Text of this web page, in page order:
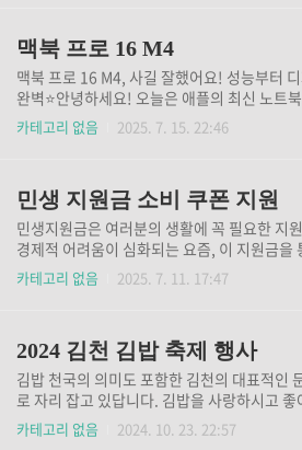
들어졌죠. 하지만 시간이..
는데 로봇청소기라고 다 같은 게 아니더라고요
은 흡입력부터 물걸레 청소, 자동 세척까지 다
해주는 똑똑한 모델이라서 진짜 추천드리고
로보락 S9 MaxV Ultra, 뭐가 다를까?✅ 초강
0Pa 흡입력 – 카펫, 바닥 먼지 싹-쓸이!✅ 듀얼
맥북 프로 16 M4
맥북 프로 16 M4, 사길 잘했어요! 성능부터
완벽⭐안녕하세요! 오늘은 애플의 최신 노트
로 16 M4를 소개해드리려고 해요.일상 속에서
작업 환경을 찾고 계신 분들께 이 제품이 딱 일
스 옵션을 통해 눈부심을 줄여주어 어떤 환경에
명한 화면을 제공하죠.스페이스 블랙과 실버
상으로 출시되어, 개인의 취향에 따라 선택할
요.저는 요즘 재택근무를 하면서 다양한 장소
을 하는데, 이 디스플레이 덕분에 눈의 피로가
카테고리 없음 2025. 7. 15. 22:46
민생 지원금 소비 쿠폰 지원
민생지원금은 여러분의 생활에 꼭 필요한 지
경제적 어려움이 심화되는 요즘, 이 지원금을
이나마 도움이 되길 바라는 마음이에요. 그러
지 말고 꼭 신청해 보세요. 지원금 신청이 여러
비서 홈페이지 바로가기민생 지원금 이란 ? 민
은 정부가 소득이 감소한 국민들을 위해 마련
이에요. 경제적 어려움을 겪고 있는 가구를 지
생활의 안정을 도모하고자 하는 목적이 있죠.
은 각 개인의 소득 수준에 따라 차등 지급되며,
카테고리 없음 2025. 7. 11. 17:47
2024 김천 김밥 축제 행사
김밥 천국의 의미도 포함한 김천의 대표적인
로 자리 잡고 있답니다. 김밥을 사랑하시고 좋
전국에 계시는 분들은 행사에 참석하셔서 다양
을 즐겨보기를 바랍니다.1.1. 축제의 역사김천
카테고리 없음 2024. 10. 23. 22:57